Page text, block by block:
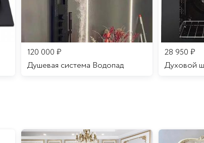
120 000 ₽
Душевая система Водопад
28 950 ₽